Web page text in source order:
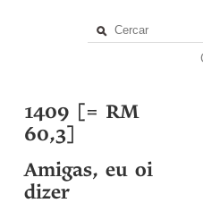
1409 [= RM
60,3]
Amigas, eu oi
dizer